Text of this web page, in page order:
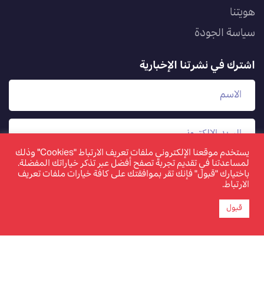
هويتنا
سياسة الجودة
اشترك في نشرتنا الإخبارية
يستخدم موقعنا الإلكتروني ملفات تعريف الارتباط "Cookies" وذلك
لمساعدتنا في تقديم تجربة تصفح أفضل عبر تذكر خياراتك المفضلة.
باختيارك "قبول" فإنك تقر بموافقتك على كافة خيارات ملفات تعريف
الارتباط.
قبول